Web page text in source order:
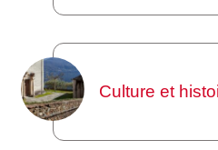
Culture et